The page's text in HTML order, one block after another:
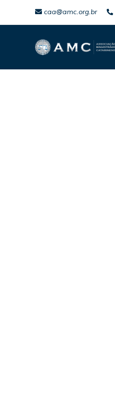
conteúdo
caa@amc.org.br